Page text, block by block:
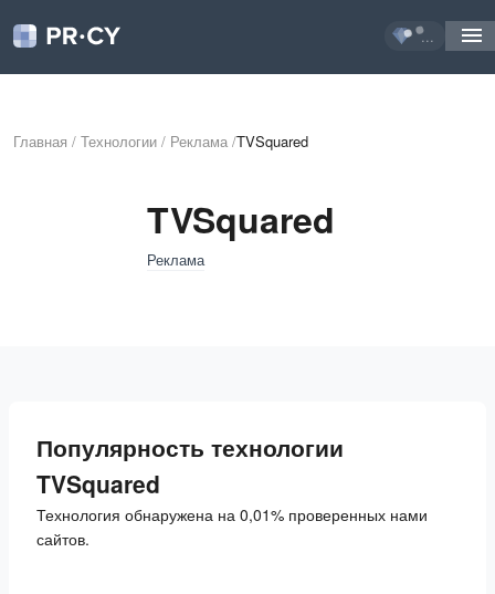
...
Главная / Технологии / Реклама /TVSquared
TVSquared
Реклама
Популярность технологии
TVSquared
Технология обнаружена на 0,01% проверенных нами
сайтов.